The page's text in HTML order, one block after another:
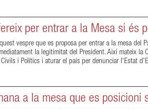
per entrar a la Mesa si és
vespre que es proposa per entrar a la mesa
la legitimitat del President. Així mateix
Civils i Polítics i aturar el país per denunciar l'Estat
a la mesa que es